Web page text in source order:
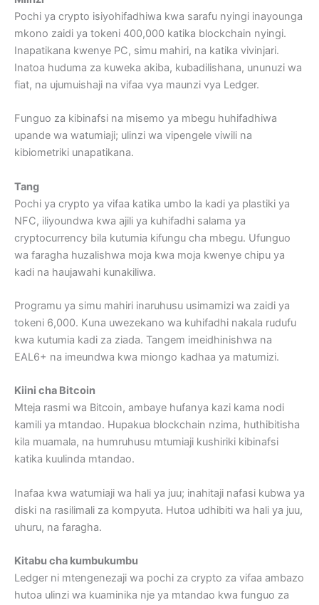
Pochi ya crypto isiyohifadhiwa kwa sarafu nyingi inayounga
mkono zaidi ya tokeni 400,000 katika blockchain nyingi.
Inapatikana kwenye PC, simu mahiri, na katika vivinjari.
Inatoa huduma za kuweka akiba, kubadilishana, ununuzi wa
fiat, na ujumuishaji na vifaa vya maunzi vya Ledger.
Funguo za kibinafsi na misemo ya mbegu huhifadhiwa
upande wa watumiaji; ulinzi wa vipengele viwili na
kibiometriki unapatikana.
Tang
Pochi ya crypto ya vifaa katika umbo la kadi ya plastiki ya
NFC, iliyoundwa kwa ajili ya kuhifadhi salama ya
cryptocurrency bila kutumia kifungu cha mbegu. Ufunguo
wa faragha huzalishwa moja kwa moja kwenye chipu ya
kadi na haujawahi kunakiliwa.
Programu ya simu mahiri inaruhusu usimamizi wa zaidi ya
tokeni 6,000. Kuna uwezekano wa kuhifadhi nakala rudufu
kwa kutumia kadi za ziada. Tangem imeidhinishwa na
EAL6+ na imeundwa kwa miongo kadhaa ya matumizi.
Kiini cha Bitcoin
Mteja rasmi wa Bitcoin, ambaye hufanya kazi kama nodi
kamili ya mtandao. Hupakua blockchain nzima, huthibitisha
kila muamala, na humruhusu mtumiaji kushiriki kibinafsi
katika kuulinda mtandao.
Inafaa kwa watumiaji wa hali ya juu; inahitaji nafasi kubwa ya
diski na rasilimali za kompyuta. Hutoa udhibiti wa hali ya juu,
uhuru, na faragha.
Kitabu cha kumbukumbu
Ledger ni mtengenezaji wa pochi za crypto za vifaa ambazo
hutoa ulinzi wa kuaminika nje ya mtandao kwa funguo za